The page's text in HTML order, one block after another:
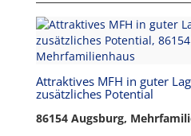
Attraktives MFH in guter
zusätzliches Potential
86154 Augsburg,